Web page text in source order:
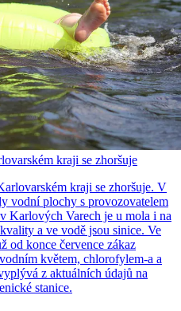
kraji se zhoršuje
kraji se zhoršuje. V
vodní plochy s provozovatelem
Karlových Varech je u mola i na
a ve vodě jsou sinice. Ve
od konce července zákaz
květem, chlorofylem-a a
z aktuálních údajů na
stanice.